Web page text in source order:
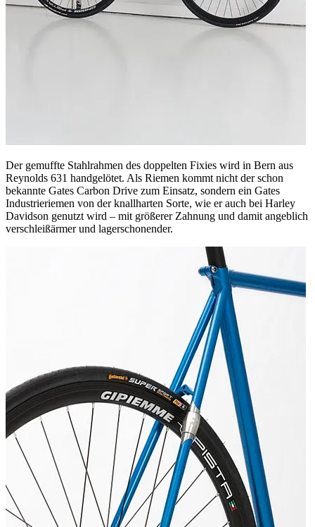
Der gemuffte Stahlrahmen des doppelten Fixies wird in Bern aus
Reynolds 631 handgelötet. Als Riemen kommt nicht der schon
bekannte Gates Carbon Drive zum Einsatz, sondern ein Gates
Industrieriemen von der knallharten Sorte, wie er auch bei Harley
Davidson genutzt wird – mit größerer Zahnung und damit angeblich
verschleißärmer und lagerschonender.